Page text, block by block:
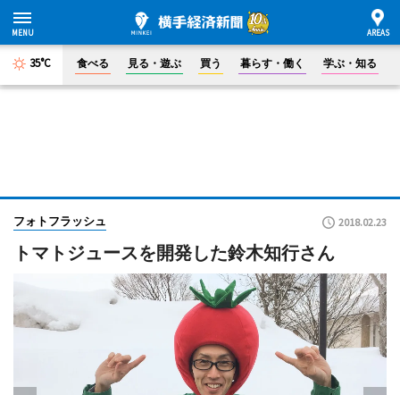
35°C 食べる 見る・遊ぶ 買う 暮らす・働く 学ぶ・知る
フォトフラッシュ 2018.02.23
トマトジュースを開発した鈴木知行さん